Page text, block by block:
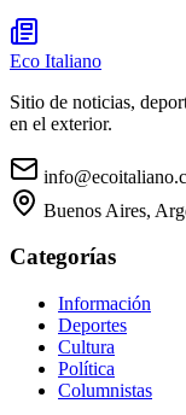
Eco Italiano
Sitio de noticias,
en el exterior.
Buenos Aires,
Categorías
Información
Deportes
Cultura
Política
Columnistas